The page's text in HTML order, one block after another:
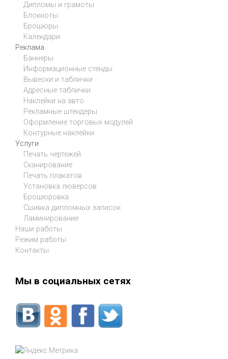
Дипломы и грамоты
Блокноты
Брошюры
Календари
Реклама
Баннеры
Информационные стенды
Вывески и таблички
Адресные таблички
Наклейки на авто
Рекламные штендеры
Оформление торговых модулей
Контурные наклейки
Услуги
Печать чертежей
Сканирование
Печать плакатов
Установка люверсов
Брошюровка
Сшивка дипломных записок
Ламинирование
Наши работы
Режим работы
Контакты
Мы в социальных сетях